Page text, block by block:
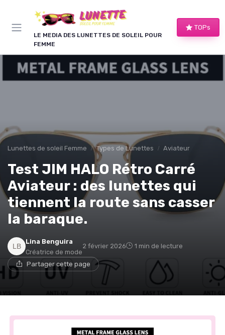
LE MEDIA DES LUNETTES DE SOLEIL POUR
FEMME
TOPs
Lunettes de soleil Femme Types de Lunettes Aviateur
Test JIM HALO Rétro Carré
Aviateur : des lunettes qui
tiennent la route sans casser
la baraque.
Lina Benguira
Créatrice de mode
2 février 2026 1 min de lecture
Partager cette page